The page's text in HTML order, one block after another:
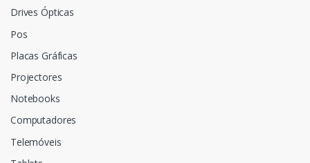
Drives Ópticas
Pos
Placas Gráficas
Projectores
Notebooks
Computadores
Telemóveis